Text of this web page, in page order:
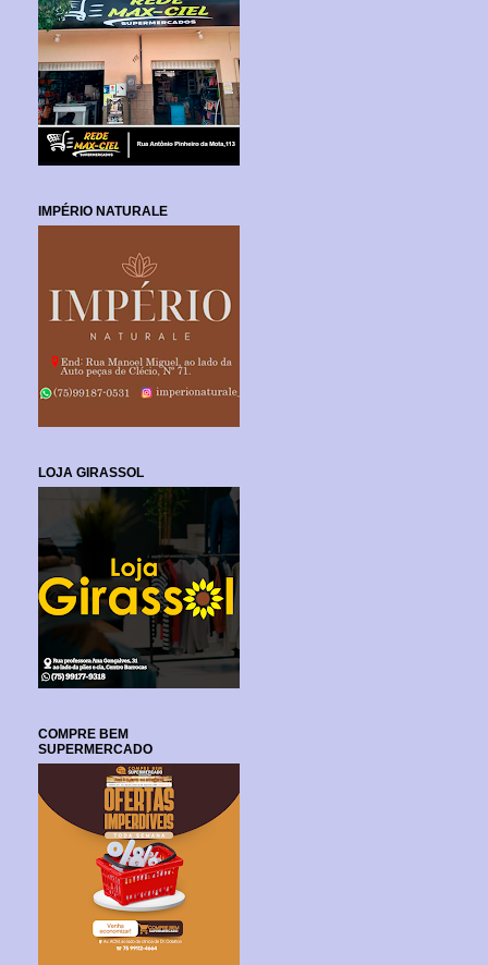
IMPÉRIO NATURALE
LOJA GIRASSOL
COMPRE BEM
SUPERMERCADO